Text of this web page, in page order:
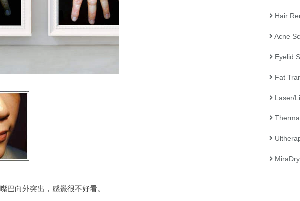
巴向外突出，感覺很不好看。
Hair
Acne
Eyelid
Fat
Laser/